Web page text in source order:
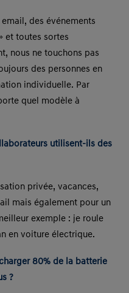
des événements
et toutes sortes
nous ne touchons pas
des personnes en
individuelle. Par
quel modèle à
utilisent-ils des
privée, vacances,
mais également pour un
exemple : je roule
en voiture électrique.
80% de la batterie
?